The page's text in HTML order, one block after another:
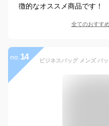
徴的なオススメ商品です！
全てのおすす
no. 14